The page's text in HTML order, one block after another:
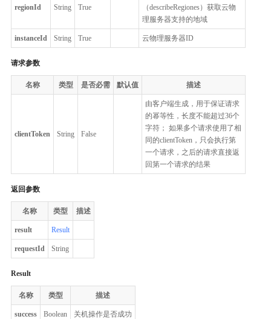
regionId String True
（describeRegiones）获取云物
理服务器支持的地域
instanceId String True 云物理服务器ID
请求参数
名称 类型 是否必需 默认值 描述
clientToken String False
由客户端生成，用于保证请求
的幂等性，长度不能超过36个
字符； 如果多个请求使用了相
同的clientToken，只会执行第
一个请求，之后的请求直接返
回第一个请求的结果
返回参数
名称 类型 描述
result Result
requestId String
Result
名称 类型 描述
success Boolean 关机操作是否成功